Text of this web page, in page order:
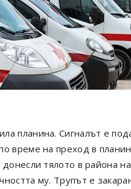
планина. Сигналът е
време на преход в
тялото в района
му. Трупът е